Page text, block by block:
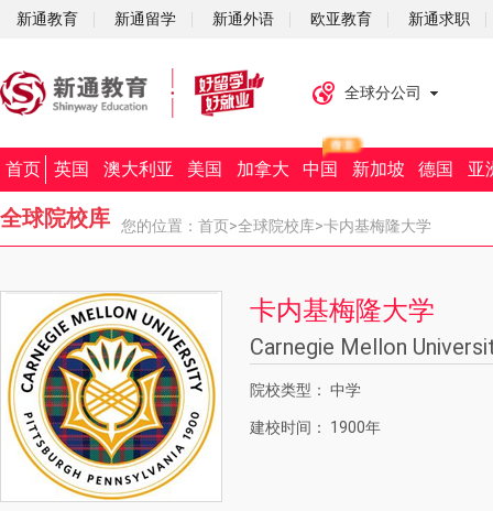
新通教育 新通留学 新通外语 欧亚教育 新通求职
全球分公司
首页 英国 澳大利亚 美国 加拿大 中国 新加坡 德国 亚
全球院校库 您的位置： 首页>全球院校库>卡内基梅隆大学
卡内基梅隆大学
Carnegie Mellon
院校类型： 中学
建校时间： 1900年